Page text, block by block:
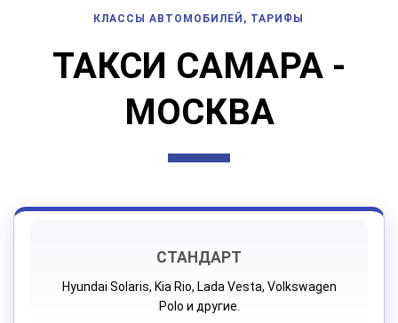
КЛАССЫ АВТОМОБИЛЕЙ, ТАРИФЫ
ТАКСИ САМАРА -
МОСКВА
СТАНДАРТ
Hyundai Solaris, Kia Rio, Lada Vesta, Volkswagen
Polo и другие.